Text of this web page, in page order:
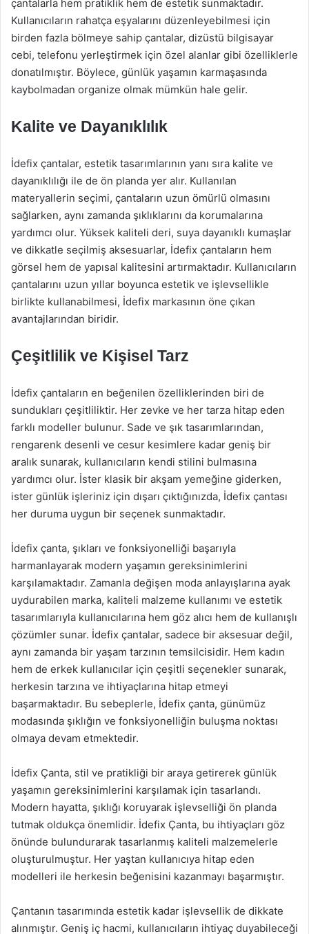
çantalarla hem pratiklik hem de estetik sunmaktadır.
Kullanıcıların rahatça eşyalarını düzenleyebilmesi için
birden fazla bölmeye sahip çantalar, dizüstü bilgisayar
cebi, telefonu yerleştirmek için özel alanlar gibi özelliklerle
donatılmıştır. Böylece, günlük yaşamın karmaşasında
kaybolmadan organize olmak mümkün hale gelir.
Kalite ve Dayanıklılık
İdefix çantalar, estetik tasarımlarının yanı sıra kalite ve
dayanıklılığı ile de ön planda yer alır. Kullanılan
materyallerin seçimi, çantaların uzun ömürlü olmasını
sağlarken, aynı zamanda şıklıklarını da korumalarına
yardımcı olur. Yüksek kaliteli deri, suya dayanıklı kumaşlar
ve dikkatle seçilmiş aksesuarlar, İdefix çantaların hem
görsel hem de yapısal kalitesini artırmaktadır. Kullanıcıların
çantalarını uzun yıllar boyunca estetik ve işlevsellikle
birlikte kullanabilmesi, İdefix markasının öne çıkan
avantajlarından biridir.
Çeşitlilik ve Kişisel Tarz
İdefix çantaların en beğenilen özelliklerinden biri de
sundukları çeşitliliktir. Her zevke ve her tarza hitap eden
farklı modeller bulunur. Sade ve şık tasarımlarından,
rengarenk desenli ve cesur kesimlere kadar geniş bir
aralık sunarak, kullanıcıların kendi stilini bulmasına
yardımcı olur. İster klasik bir akşam yemeğine giderken,
ister günlük işleriniz için dışarı çıktığınızda, İdefix çantası
her duruma uygun bir seçenek sunmaktadır.
İdefix çanta, şıkları ve fonksiyonelliği başarıyla
harmanlayarak modern yaşamın gereksinimlerini
karşılamaktadır. Zamanla değişen moda anlayışlarına ayak
uydurabilen marka, kaliteli malzeme kullanımı ve estetik
tasarımlarıyla kullanıcılarına hem göz alıcı hem de kullanışlı
çözümler sunar. İdefix çantalar, sadece bir aksesuar değil,
aynı zamanda bir yaşam tarzının temsilcisidir. Hem kadın
hem de erkek kullanıcılar için çeşitli seçenekler sunarak,
herkesin tarzına ve ihtiyaçlarına hitap etmeyi
başarmaktadır. Bu sebeplerle, İdefix çanta, günümüz
modasında şıklığın ve fonksiyonelliğin buluşma noktası
olmaya devam etmektedir.
İdefix Çanta, stil ve pratikliği bir araya getirerek günlük
yaşamın gereksinimlerini karşılamak için tasarlandı.
Modern hayatta, şıklığı koruyarak işlevselliği ön planda
tutmak oldukça önemlidir. İdefix Çanta, bu ihtiyaçları göz
önünde bulundurarak tasarlanmış kaliteli malzemelerle
oluşturulmuştur. Her yaştan kullanıcıya hitap eden
modelleri ile herkesin beğenisini kazanmayı başarmıştır.
Çantanın tasarımında estetik kadar işlevsellik de dikkate
alınmıştır. Geniş iç hacmi, kullanıcıların ihtiyaç duyabileceği